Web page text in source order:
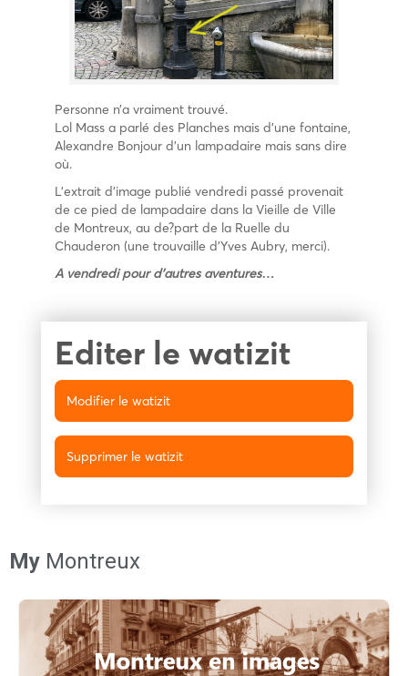
Personne n’a vraiment trouvé.
Lol Mass a parlé des Planches mais d’une fontaine,
Alexandre Bonjour d’un lampadaire mais sans dire
où.
L’extrait d’image publié vendredi passé provenait
de ce pied de lampadaire dans la Vieille de Ville
de Montreux, au de?part de la Ruelle du
Chauderon (une trouvaille d’Yves Aubry, merci).
A vendredi pour d’autres aventures…
Editer le watizit
Modifier le watizit
Supprimer le watizit
My Montreux